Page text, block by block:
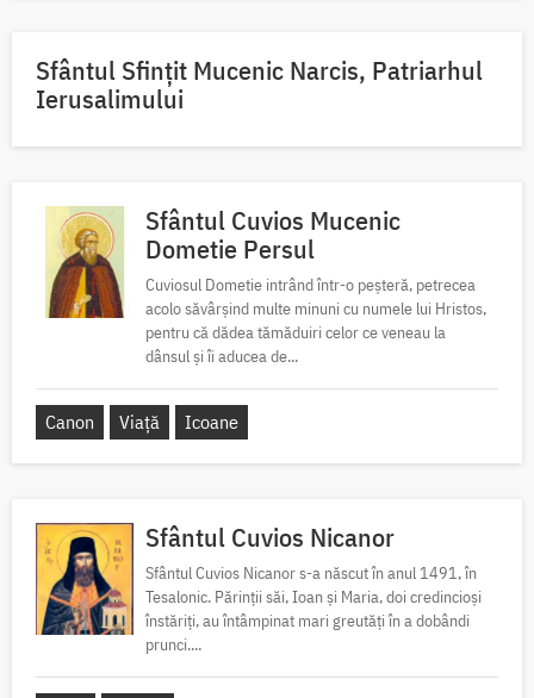
Sfântul Sfinţit Mucenic Narcis, Patriarhul
Ierusalimului
Sfântul Cuvios Mucenic
Dometie Persul
Cuviosul Dometie intrând într-o peșteră, petrecea
acolo săvârșind multe minuni cu numele lui Hristos,
pentru că dădea tămăduiri celor ce veneau la
dânsul și îi aducea de...
Canon Viață Icoane
Sfântul Cuvios Nicanor
Sfântul Cuvios Nicanor s-a născut în anul 1491, în
Tesalonic. Părinții săi, Ioan și Maria, doi credincioși
înstăriți, au întâmpinat mari greutăți în a dobândi
prunci....